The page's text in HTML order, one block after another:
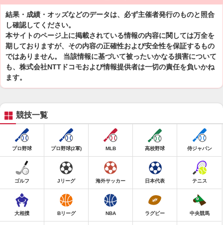
結果・成績・オッズなどのデータは、必ず主催者発行のものと照合
し確認してください。
本サイトのページ上に掲載されている情報の内容に関しては万全を
期しておりますが、その内容の正確性および安全性を保証するもの
ではありません。 当該情報に基づいて被ったいかなる損害について
も、株式会社NTTドコモおよび情報提供者は一切の責任を負いかね
ます。
競技一覧
プロ野球 プロ野球(2軍) MLB 高校野球 侍ジャパン
ゴルフ Jリーグ 海外サッカー 日本代表 テニス
大相撲 Bリーグ NBA ラグビー 中央競馬